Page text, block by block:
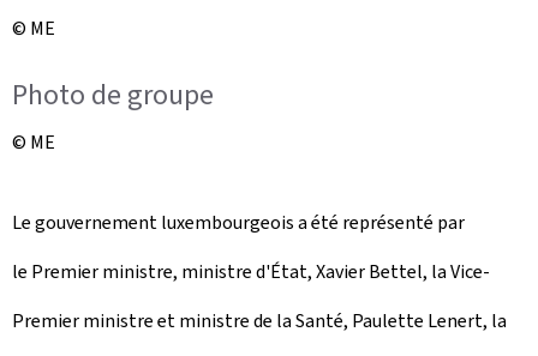
© ME
Photo de groupe
© ME
Le gouvernement luxembourgeois a été représenté par
le Premier ministre, ministre d'État, Xavier Bettel, la Vice-
Premier ministre et ministre de la Santé, Paulette Lenert, la